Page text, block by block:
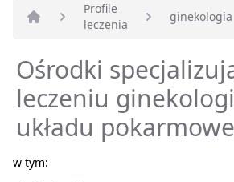
Strona główna
Profile
leczenia
ginekologia
Ośrodki
leczeniu
układu
w tym: